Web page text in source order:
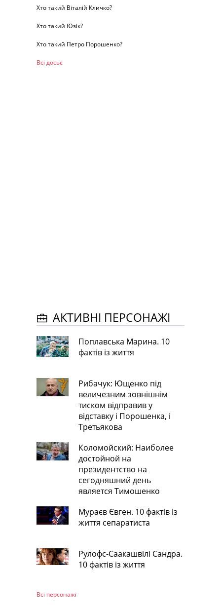
Хто такий Віталій Кличко?
Хто такий Юзік?
Хто такий Петро Порошенко?
Всі досьє
АКТИВНІ ПЕРСОНАЖІ
Поплавська Марина. 10
фактів із життя
Рибачук: Ющенко під
величезним зовнішнім
тиском відправив у
відставку і Порошенка, і
Третьякова
Коломойский: Наиболее
достойной на
президентство на
сегодняшний день
является Тимошенко
Мураєв Євген. 10 фактів із
життя сепаратиста
Рулофс-Саакашвілі Сандра.
10 фактів із життя
Всі персонажi